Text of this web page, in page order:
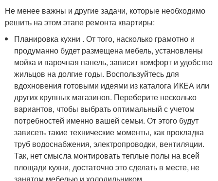
Не менее важны и другие задачи, которые необходимо
решить на этом этапе ремонта квартиры:
Планировка кухни . От того, насколько грамотно и
продуманно будет размещена мебель, установлены
мойка и варочная панель, зависит комфорт и удобство
жильцов на долгие годы. Воспользуйтесь для
вдохновения готовыми идеями из каталога ИКЕА или
других крупных магазинов. Переберите несколько
вариантов, чтобы выбрать оптимальный с учетом
потребностей именно вашей семьи. От этого будут
зависеть такие технические моменты, как прокладка
труб водоснабжения, электропроводки, вентиляции.
Так, нет смысла монтировать теплые полы на всей
площади кухни, достаточно это сделать в месте, не
занятом мебелью и холодильником.